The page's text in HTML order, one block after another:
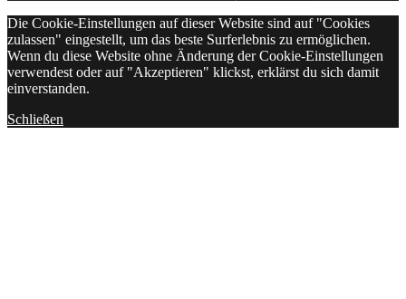
Die Cookie-Einstellungen auf dieser Website sind auf "Cookies
zulassen" eingestellt, um das beste Surferlebnis zu ermöglichen.
Wenn du diese Website ohne Änderung der Cookie-Einstellungen
verwendest oder auf "Akzeptieren" klickst, erklärst du sich damit
einverstanden.
Schließen